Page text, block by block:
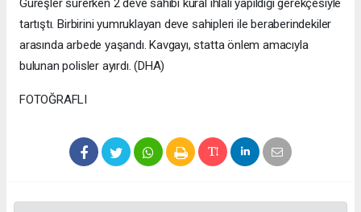
Güreşler sürerken 2 deve sahibi kural ihlali yapıldığı gerekçesiyle
tartıştı. Birbirini yumruklayan deve sahipleri ile beraberindekiler
arasında arbede yaşandı. Kavgayı, statta önlem amacıyla
bulunan polisler ayırdı. (DHA)
FOTOĞRAFLI